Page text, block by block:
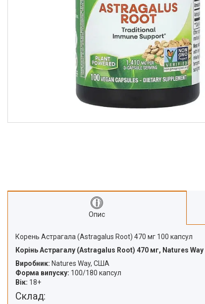
Какао продукти
Східні солодощі
Натуральна косметика
Сублімована їжа
Крупи, насіння, бобові
Опис
Корень Астрагала (Astragalus Root) 470 мг 100 капсул
Корінь Астрагалу (Astragalus Root) 470 мг, Natures Way
Виробник: Natures Way, США
Форма випуску: 100/180 капсул
Вік: 18+
Склад: